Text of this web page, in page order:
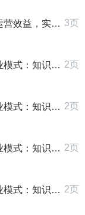
“就地”转化？ 3页
价值最大化策略 2页
价值最大化策略 2页
价值最大化策略 2页
价值最大化策略 2页